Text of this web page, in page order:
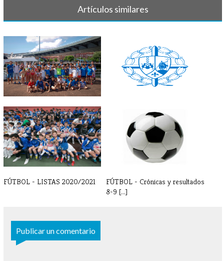
Artículos similares
TORNEO BILBAO INDAUTXU
2022
LISTAS FÚTBOL INICIO
ENTRENAMIENTOS[...]
FÚTBOL - LISTAS 2020/2021
FÚTBOL - Crónicas y resultados
8-9 [...]
Publicar un comentario